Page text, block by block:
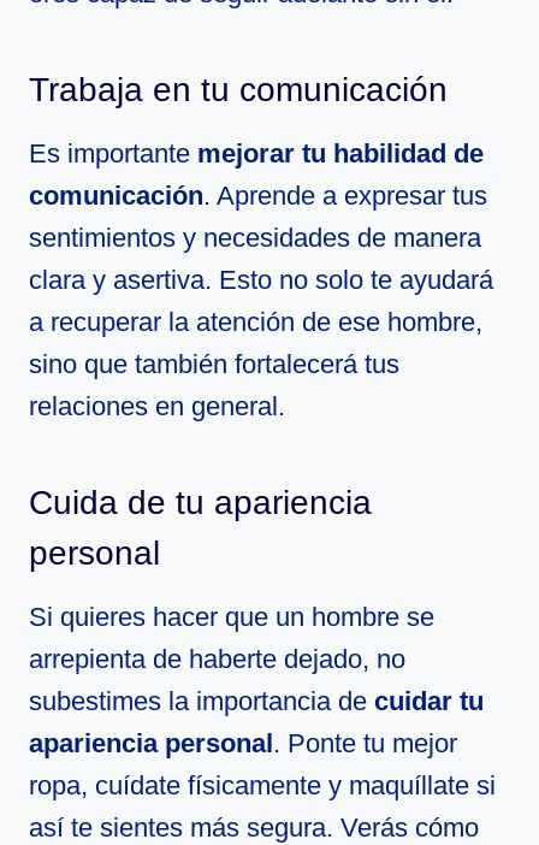
Trabaja en tu comunicación
Es importante mejorar tu habilidad de
comunicación. Aprende a expresar tus
sentimientos y necesidades de manera
clara y asertiva. Esto no solo te ayudará
a recuperar la atención de ese hombre,
sino que también fortalecerá tus
relaciones en general.
Cuida de tu apariencia
personal
Si quieres hacer que un hombre se
arrepienta de haberte dejado, no
subestimes la importancia de cuidar tu
apariencia personal . Ponte tu mejor
ropa, cuídate físicamente y maquíllate si
así te sientes más segura. Verás cómo